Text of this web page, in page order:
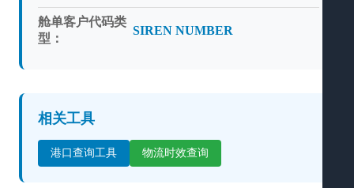
舱单客户代码类
型：
SIREN NUMBER
相关工具
港口查询工具 物流时效查询